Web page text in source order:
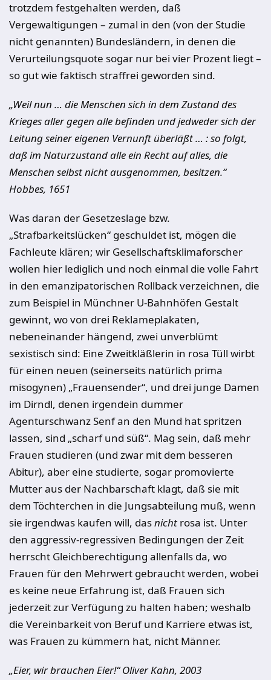
trotzdem festgehalten werden, daß
Vergewaltigungen – zumal in den (von der Studie
nicht genannten) Bundesländern, in denen die
Verurteilungsquote sogar nur bei vier Prozent liegt –
so gut wie faktisch straffrei geworden sind.
„Weil nun … die Menschen sich in dem Zustand des
Krieges aller gegen alle befinden und jedweder sich der
Leitung seiner eigenen Vernunft überläßt … : so folgt,
daß im Naturzustand alle ein Recht auf alles, die
Menschen selbst nicht ausgenommen, besitzen.“
Hobbes, 1651
Was daran der Gesetzeslage bzw.
„Strafbarkeitslücken“ geschuldet ist, mögen die
Fachleute klären; wir Gesellschaftsklimaforscher
wollen hier lediglich und noch einmal die volle Fahrt
in den emanzipatorischen Rollback verzeichnen, die
zum Beispiel in Münchner U-Bahnhöfen Gestalt
gewinnt, wo von drei Reklameplakaten,
nebeneinander hängend, zwei unverblümt
sexistisch sind: Eine Zweitkläßlerin in rosa Tüll wirbt
für einen neuen (seinerseits natürlich prima
misogynen) „Frauensender“, und drei junge Damen
im Dirndl, denen irgendein dummer
Agenturschwanz Senf an den Mund hat spritzen
lassen, sind „scharf und süß“. Mag sein, daß mehr
Frauen studieren (und zwar mit dem besseren
Abitur), aber eine studierte, sogar promovierte
Mutter aus der Nachbarschaft klagt, daß sie mit
dem Töchterchen in die Jungsabteilung muß, wenn
sie irgendwas kaufen will, dasnicht rosa ist. Unter
den aggressiv-regressiven Bedingungen der Zeit
herrscht Gleichberechtigung allenfalls da, wo
Frauen für den Mehrwert gebraucht werden, wobei
es keine neue Erfahrung ist, daß Frauen sich
jederzeit zur Verfügung zu halten haben; weshalb
die Vereinbarkeit von Beruf und Karriere etwas ist,
was Frauen zu kümmern hat, nicht Männer.
„Eier, wir brauchen Eier!“ Oliver Kahn, 2003